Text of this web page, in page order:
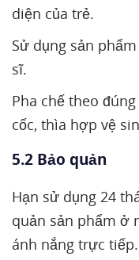
diện của trẻ.
Sử dụng sản
sĩ.
Pha chế theo
cốc, thìa hợp vệ
5.2 Bảo quản
Hạn sử dụng 24
quản sản phẩm ở
ánh nắng trực tiếp.